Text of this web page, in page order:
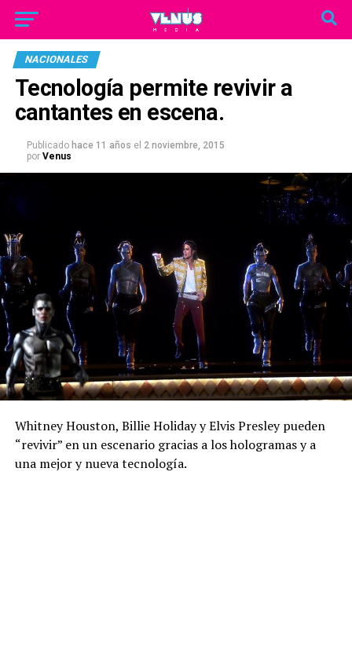
NACIONALES
Tecnología permite revivir a
cantantes en escena.
Publicado hace 11 años el 2 noviembre, 2015
por Venus
Whitney Houston, Billie Holiday y Elvis Presley pueden
“revivir” en un escenario gracias a los hologramas y a
una mejor y nueva tecnología.